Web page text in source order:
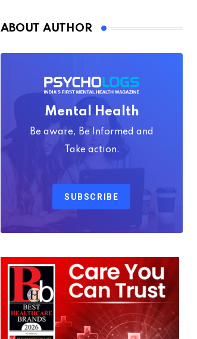
ABOUT AUTHOR
Mental Health
Be aware, Be Informed and
Take action.
SUBSCRIBE